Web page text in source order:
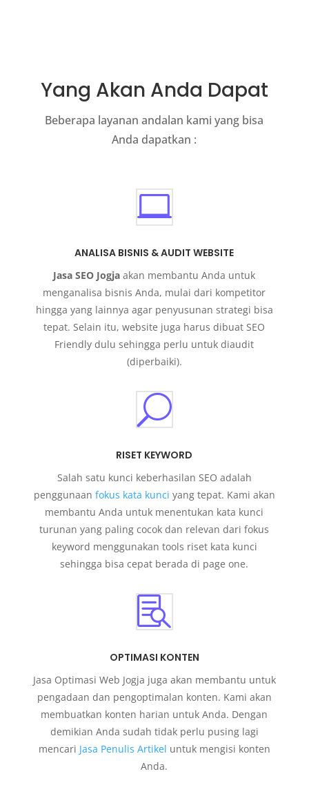
Yang Akan Anda Dapat
Beberapa layanan andalan kami yang bisa
Anda dapatkan :

ANALISA BISNIS & AUDIT WEBSITE
Jasa SEO Jogja akan membantu Anda untuk
menganalisa bisnis Anda, mulai dari kompetitor
hingga yang lainnya agar penyusunan strategi bisa
tepat. Selain itu, website juga harus dibuat SEO
Friendly dulu sehingga perlu untuk diaudit
(diperbaiki).
U
RISET KEYWORD
Salah satu kunci keberhasilan SEO adalah
penggunaan fokus kata kunci yang tepat. Kami akan
membantu Anda untuk menentukan kata kunci
turunan yang paling cocok dan relevan dari fokus
keyword menggunakan tools riset kata kunci
sehingga bisa cepat berada di page one.

OPTIMASI KONTEN
Jasa Optimasi Web Jogja juga akan membantu untuk
pengadaan dan pengoptimalan konten. Kami akan
membuatkan konten harian untuk Anda. Dengan
demikian Anda sudah tidak perlu pusing lagi
mencari Jasa Penulis Artikel untuk mengisi konten
Anda.